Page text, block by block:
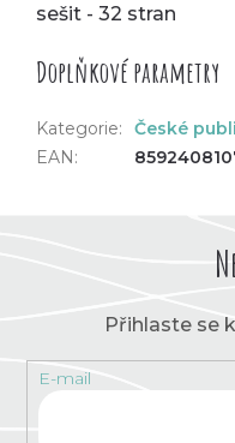
sešit - 32 stran
Doplňkové parametry
Kategorie:
České
EAN:
Přihlaste se
E-mail